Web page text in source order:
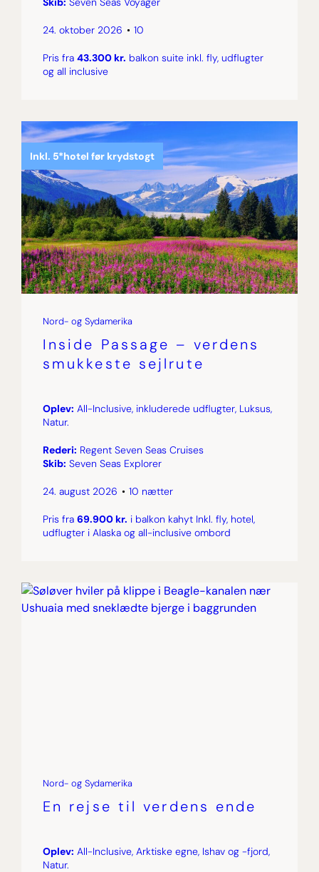
24. oktober 2026 10
Pris fra 43.300 kr. balkon suite inkl. fly, udflugter
og all inclusive
Inkl. 5*hotel før krydstogt
Nord- og Sydamerika
Inside Passage – verdens
smukkeste sejlrute
Oplev: All-Inclusive, inkluderede udflugter, Luksus,
Natur.
Rederi: Regent Seven Seas Cruises
Skib: Seven Seas Explorer
24. august 2026 10 nætter
Pris fra 69.900 kr. i balkon kahyt Inkl. fly, hotel,
udflugter i Alaska og all-inclusive ombord
Nord- og Sydamerika
En rejse til verdens ende
Oplev: All-Inclusive, Arktiske egne, Ishav og -fjord,
Natur.